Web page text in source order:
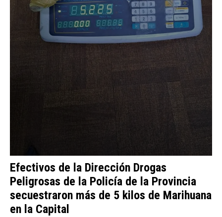
Efectivos de la Dirección Drogas
Peligrosas de la Policía de la Provincia
secuestraron más de 5 kilos de Marihuana
en la Capital